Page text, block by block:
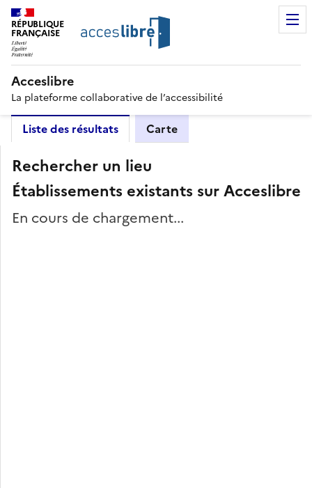
RÉPUBLIQUE
FRANÇAISE
Acceslibre
La plateforme collaborative de l’accessibilité
Liste des résultats Carte
Rechercher un lieu
Établissements existants sur Acceslibre
En cours de chargement...